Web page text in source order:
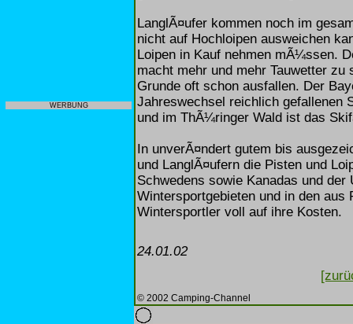
WERBUNG
LanglÃ¤ufer kommen noch im
nicht auf Hochloipen ausweichen
Loipen in Kauf nehmen mÃ¼ssen.
macht mehr und mehr Tauwetter
Grunde oft schon ausfallen. Der
Jahreswechsel reichlich gefallenen
und im ThÃ¼ringer Wald ist das
In unverÃ¤ndert gutem bis
und LanglÃ¤ufern die Pisten und
Schwedens sowie Kanadas und
Wintersportgebieten und in den aus
Wintersportler voll auf ihre Kosten.
24.01.02
© 2002 Camping-Channel